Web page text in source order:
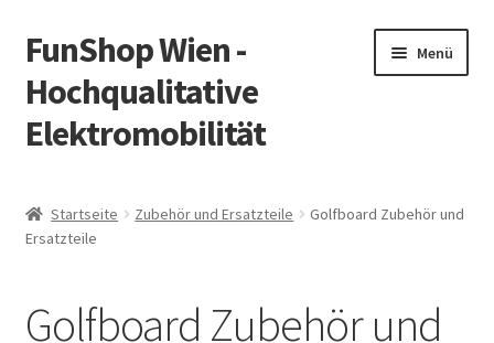
Zur
Navigation
springen
Zum
Inhalt
springen
FunShop Wien -
Hochqualitative
Elektromobilität
Menü
öffnen
Informationen zur Rechtslage in Österreich
öffnen
Startseite Zubehör und Ersatzteile
Golfboard Zubehör und
Ersatzteile
Golfboard Zubehör und